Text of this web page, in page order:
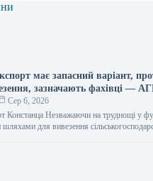
має запасний варіант,
зазначають фахівці —
Сер 6, 2026
Констанца Незважаючи на труднощі у
для вивезення